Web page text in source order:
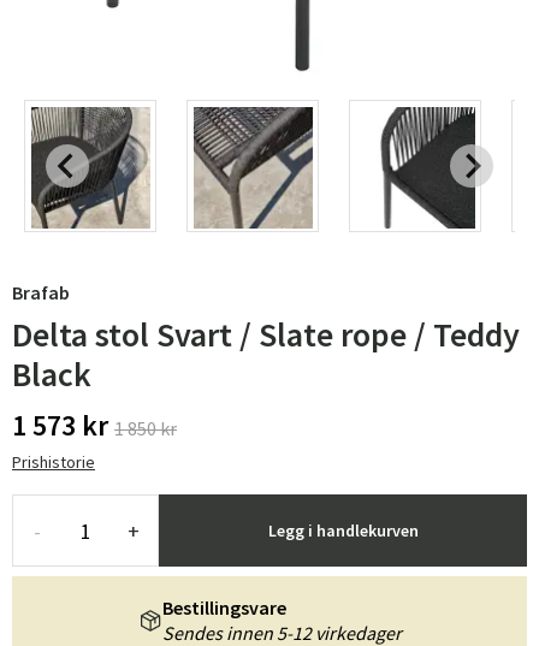
Brafab
Delta stol Svart / Slate rope / Teddy
Black
1 573 kr 1 850 kr
Prishistorie
- + Legg i handlekurven
Bestillingsvare
Sendes innen 5-12 virkedager